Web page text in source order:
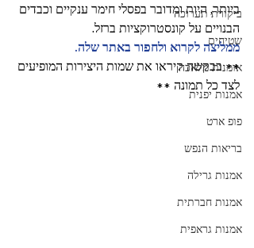
ביקורת תערוכה
שטיחים
אומנות מלאכה
אמנות יפנית
פופ ארט
בריאות הנפש
אמנות גרילה
אמנות חברתית
אמנות גראפית
ביותר, היות ומדובר בפסלי חימר ענקיים וכבדים
הבנויים על קונסטרוקציות ברזל.
ממליצה לקרוא ולחפור באתר שלה.
** בבקשה קיראו את שמות היצירות המופיעים
לצד כל תמונה **